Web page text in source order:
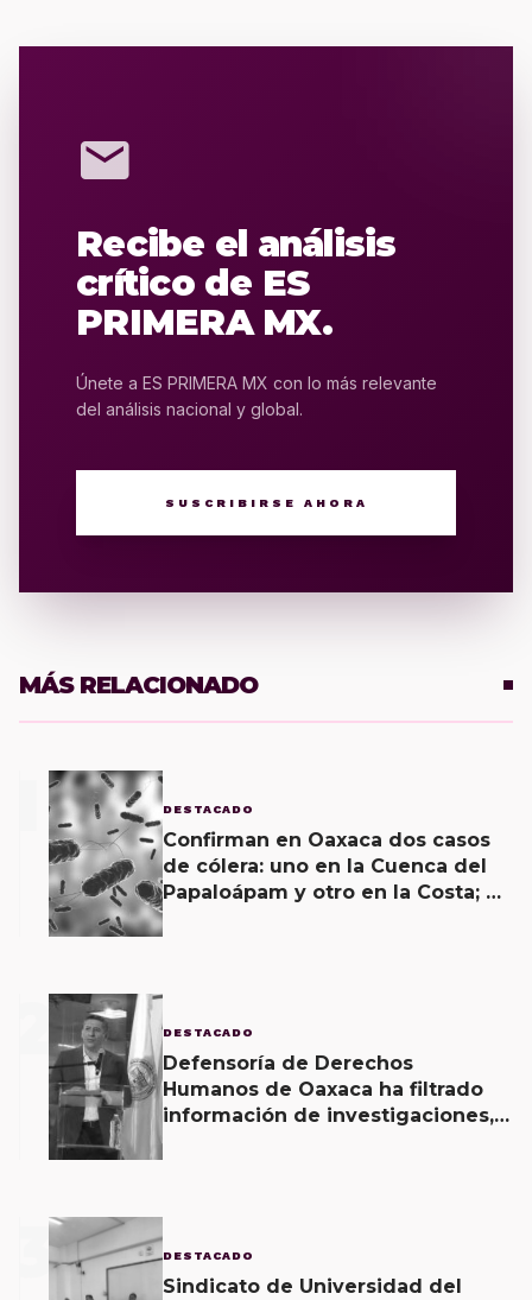
mail
Recibe el análisis
crítico de ES
PRIMERA MX.
Únete a ES PRIMERA MX con lo más relevante
del análisis nacional y global.
SUSCRIBIRSE AHORA
MÁS RELACIONADO
DESTACADO
Confirman en Oaxaca dos casos
de cólera: uno en la Cuenca del
Papaloápam y otro en la Costa; el
2 DESTACADO
Defensoría de Derechos
Humanos de Oaxaca ha filtrado
información de investigaciones,
3 DESTACADO
Sindicato de Universidad del